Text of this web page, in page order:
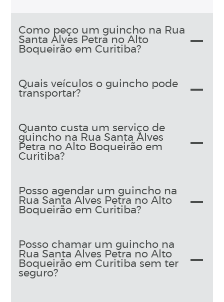
Como peço um guincho na Rua
Santa Alves Petra no Alto
Boqueirão em Curitiba?
Quais veículos o guincho pode
transportar?
Quanto custa um serviço de
guincho na Rua Santa Alves
Petra no Alto Boqueirão em
Curitiba?
Posso agendar um guincho na
Rua Santa Alves Petra no Alto
Boqueirão em Curitiba?
Posso chamar um guincho na
Rua Santa Alves Petra no Alto
Boqueirão em Curitiba sem ter
seguro?